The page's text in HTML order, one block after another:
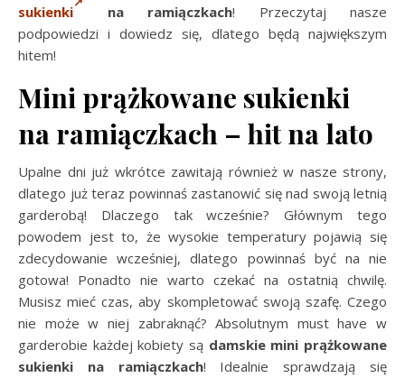
sukienki
na ramiączkach! Przeczytaj nasze
podpowiedzi i dowiedz się, dlatego będą największym
hitem!
Mini prążkowane sukienki
na ramiączkach – hit na lato
Upalne dni już wkrótce zawitają również w nasze strony,
dlatego już teraz powinnaś zastanowić się nad swoją letnią
garderobą! Dlaczego tak wcześnie? Głównym tego
powodem jest to, że wysokie temperatury pojawią się
zdecydowanie wcześniej, dlatego powinnaś być na nie
gotowa! Ponadto nie warto czekać na ostatnią chwilę.
Musisz mieć czas, aby skompletować swoją szafę. Czego
nie może w niej zabraknąć? Absolutnym must have w
garderobie każdej kobiety są damskie mini prążkowane
sukienki na ramiączkach! Idealnie sprawdzają się